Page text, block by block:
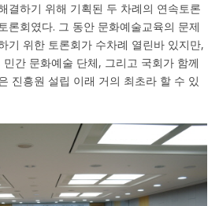
결하기 위해 기획된 두 차례의 연속토론
론회였다. 그 동안 문화예술교육의 문제
기 위한 토론회가 수차례 열린바 있지만,
간 문화예술 단체, 그리고 국회가 함께
진흥원 설립 이래 거의 최초라 할 수 있